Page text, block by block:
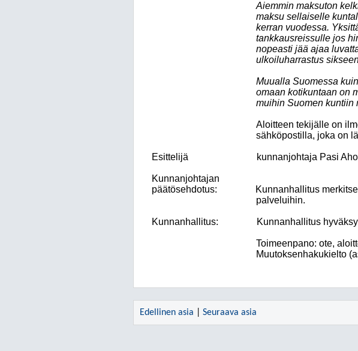
Aiemmin maksuton
maksu sellaiselle
kerran vuodessa.
tankkausreissulle jos
nopeasti jää ajaa
ulkoiluharrastus
Muualla Suomessa
omaan kotikuntaan on
muihin Suomen kuntiin
Aloitteen tekijälle on
sähköpostilla, joka on
Esittelijä kunnanjohtaja Pasi
Kunnanjohtajan
päätösehdotus:
Kunnanhallitus
palveluihin.
Kunnanhallitus: Kunnanhallitus
Toimeenpano: ote,
Muutoksenhakukielto
Edellinen asia Seuraava asia